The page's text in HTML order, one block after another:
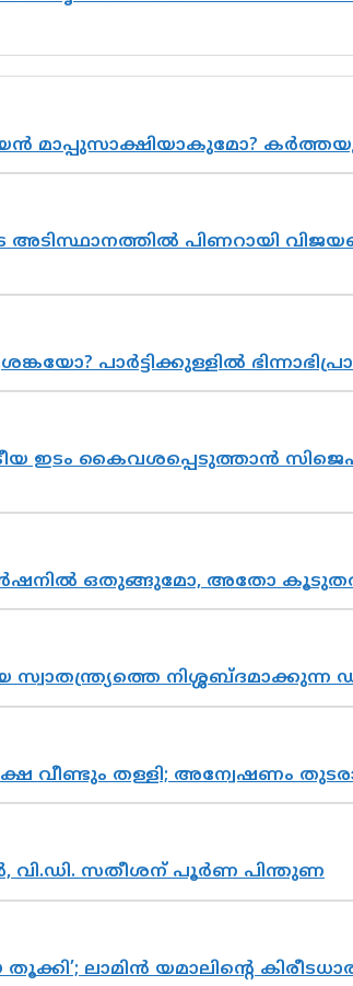
മാപ്പുസാക്ഷിയാകുമോ?
പിണറായി
പാർട്ടിക്കുള്ളിൽ
ഇടം കൈവശപ്പെടുത്താൻ
ഒതുങ്ങുമോ, അതോ
നിശ്ശബ്ദമാക്കുന്ന
വീണ്ടും തള്ളി; അന്വേഷണം
വി.ഡി. സതീശന് പൂർണ പിന്തുണ
ലാമിൻ യമാലിന്റെ